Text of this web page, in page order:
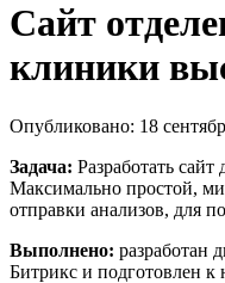
Сайт
клиники
Опубликовано: 18
Задача: Разработать сайт
Максимально простой,
отправки анализов, для
Выполнено: разработан
Битрикс и подготовлен